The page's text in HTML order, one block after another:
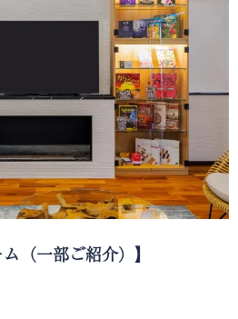
（一部ご紹介）】